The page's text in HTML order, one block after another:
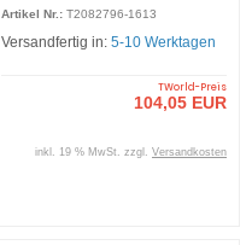
Artikel Nr.: T2082796-1613
Versandfertig in: 5-10 Werktagen
TWorld-Preis
104,05 EUR
inkl. 19 % MwSt. zzgl. Versandkosten